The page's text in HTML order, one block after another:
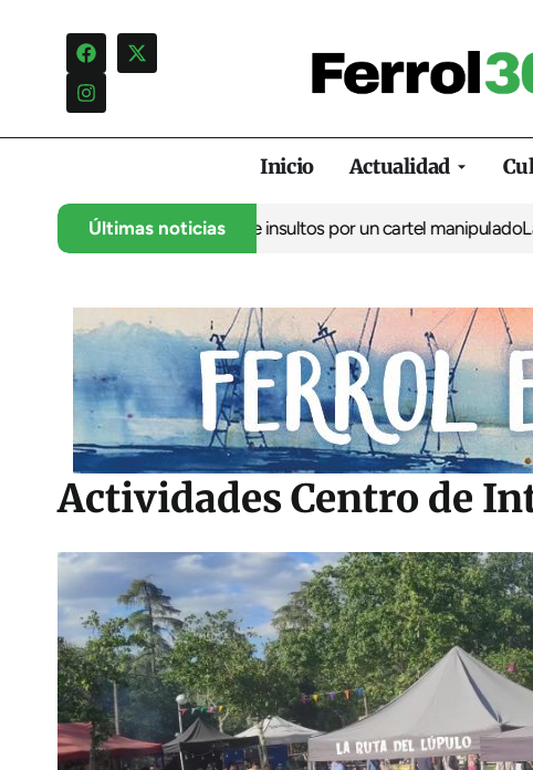
Inicio Actualidad
Últimas noticias
una campaña de insultos por un cartel manipuladoLa oposición
Actividades Centro de